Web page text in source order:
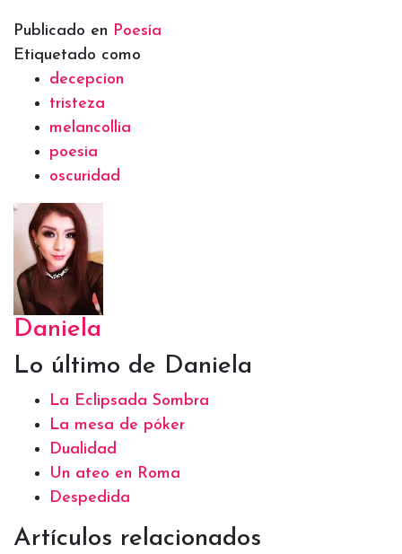
Publicado en Poesía
Etiquetado como
decepcion
tristeza
melancollia
poesia
oscuridad
Daniela
Lo último de Daniela
La Eclipsada Sombra
La mesa de póker
Dualidad
Un ateo en Roma
Despedida
Artículos relacionados